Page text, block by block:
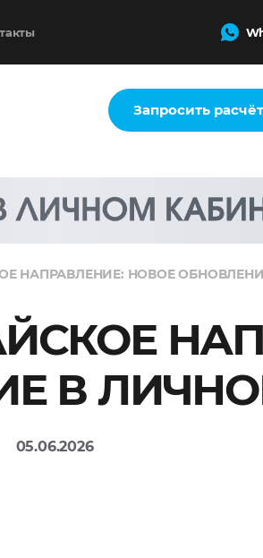
Запросить расчёт
НАПРАВЛЕНИЕ: НОВОЕ
В
05.06.2026